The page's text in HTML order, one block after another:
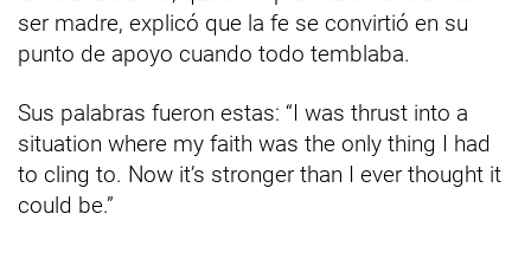
ser madre, explicó que la fe se convirtió en su
punto de apoyo cuando todo temblaba.
Sus palabras fueron estas: “I was thrust into a
situation where my faith was the only thing I had
to cling to. Now it’s stronger than I ever thought it
could be.”